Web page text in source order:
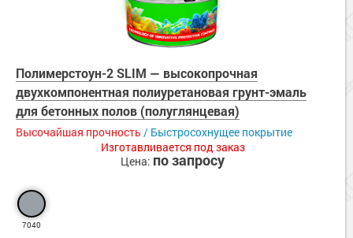
Полимерстоун-2 SLIM — высокопрочная
двухкомпонентная полиуретановая грунт-эмаль
для бетонных полов (полуглянцевая)
Высочайшая прочность / Быстросохнущее покрытие
Изготавливается под заказ
Цена: по запросу
7040